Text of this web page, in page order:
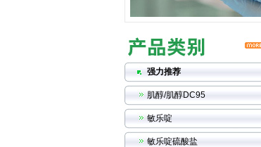
强力推荐
肌醇/肌醇DC95
敏乐啶
敏乐啶硫酸盐